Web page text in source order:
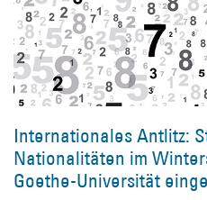
Internationales Antlitz:
Nationalitäten im
Goethe-Universität